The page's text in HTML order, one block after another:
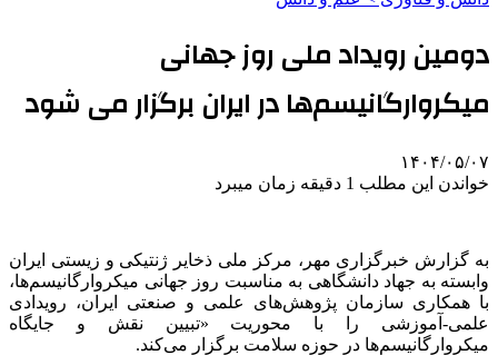
دومین رویداد ملی روز جهانی
میکروارگانیسم‌ها در ایران برگزار می شود
۱۴۰۴/۰۵/۰۷
خواندن این مطلب 1 دقیقه زمان میبرد
به گزارش خبرگزاری مهر، مرکز ملی ذخایر ژنتیکی و زیستی ایران
وابسته به جهاد دانشگاهی به مناسبت روز جهانی میکروارگانیسم‌ها،
با همکاری سازمان پژوهش‌های علمی و صنعتی ایران، رویدادی
علمی-آموزشی را با محوریت «تبیین نقش و جایگاه
میکروارگانیسم‌ها در حوزه سلامت برگزار می‌کند.